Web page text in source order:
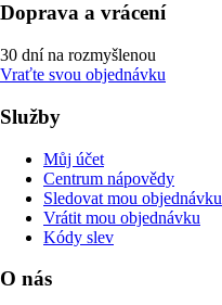
Doprava a vrácení
30 dní na rozmyšlenou
Vraťte svou objednávku
Služby
Můj účet
Centrum nápovědy
Sledovat mou objednávku
Vrátit mou objednávku
Kódy slev
O nás